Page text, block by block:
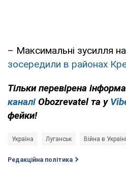
– Максимальні зусилля
зосередили в районах
Тільки перевірена
каналі Obozrevatel та у
фейки!
Україна Луганськ Війна в Україні
Редакційна політика